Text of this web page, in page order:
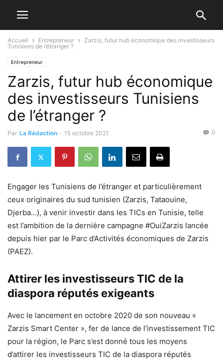
Accueil Entrepreneur
Zarzis, futur hub économique des investisseurs
Tunisiens de l’étranger ?
Entrepreneur
Zarzis, futur hub économique
des investisseurs Tunisiens
de l’étranger ?
Par La Rédaction - 15 octobre 2021 0
Engager les Tunisiens de l’étranger et particulièrement
ceux originaires du sud tunisien (Zarzis, Tataouine,
Djerba…), à venir investir dans les TICs en Tunisie, telle
est l’ambition de la dernière campagne #OuiZarzis lancée
depuis hier par le Parc d’Activités économiques de Zarzis
(PAEZ).
Attirer les investisseurs TIC de la
diaspora réputés exigeants
Avec le lancement en octobre 2020 de son nouveau «
Zarzis Smart Center », fer de lance de l’investissement TIC
pour la région, le Parc s’est donné tous les moyens
d’attirer les investisseurs TIC de la diaspora réputés